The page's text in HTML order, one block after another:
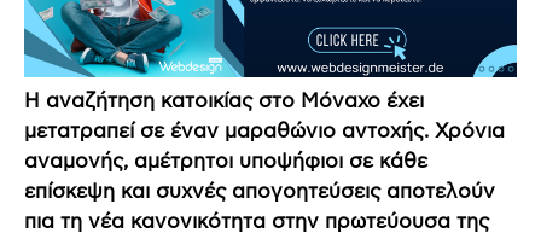
Η αναζήτηση κατοικίας στο Μόναχο έχει
μετατραπεί σε έναν μαραθώνιο αντοχής. Χρόνια
αναμονής, αμέτρητοι υποψήφιοι σε κάθε
επίσκεψη και συχνές απογοητεύσεις αποτελούν
πια τη νέα κανονικότητα στην πρωτεύουσα της